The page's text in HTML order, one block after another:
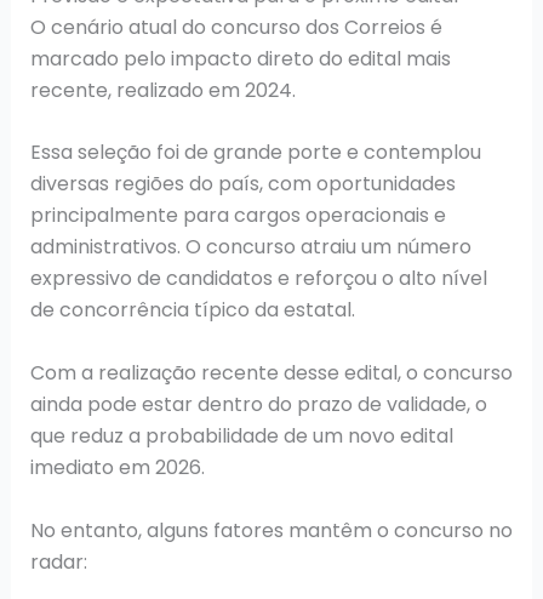
O cenário atual do concurso dos Correios é
marcado pelo impacto direto do edital mais
recente, realizado em 2024.
Essa seleção foi de grande porte e contemplou
diversas regiões do país, com oportunidades
principalmente para cargos operacionais e
administrativos. O concurso atraiu um número
expressivo de candidatos e reforçou o alto nível
de concorrência típico da estatal.
Com a realização recente desse edital, o concurso
ainda pode estar dentro do prazo de validade, o
que reduz a probabilidade de um novo edital
imediato em 2026.
No entanto, alguns fatores mantêm o concurso no
radar: